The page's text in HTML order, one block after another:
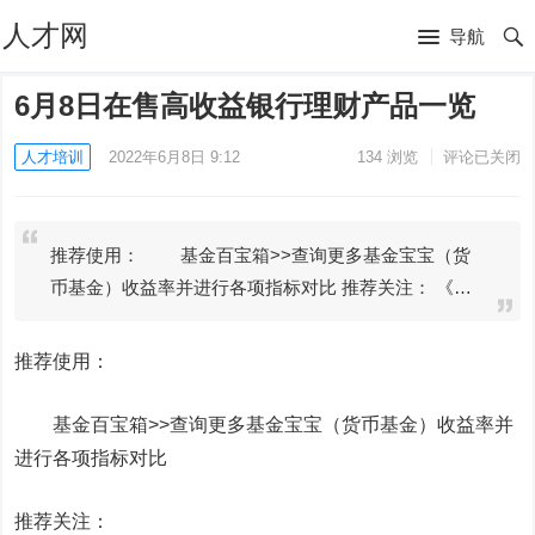
人才网 导航
6月8日在售高收益银行理财产品一览
人才培训 2022年6月8日 9:12 134浏览 评论已关闭
推荐使用： 基金百宝箱>>查询更多基金宝宝（货
币基金）收益率并进行各项指标对比 推荐关注： 《…
推荐使用：
基金百宝箱>>查询更多基金宝宝（货币基金）收益率并
进行各项指标对比
推荐关注：